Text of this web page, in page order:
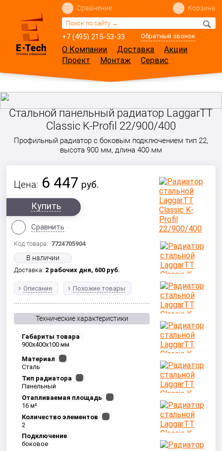
+7 (495) 215-53-33 Обратный звонок
Сравнение Корзина
О Компании Доставка
Акции
Проект
Монтаж Сервис
Стальной панельный радиатор LaggarTT
Classic K-Profil 22/900/400
Профильный радиатор с боковым подключением тип 22,
высота 900 мм, длина 400 мм
Цена: 6 447 руб.
Купить
Сравнить
Код товара: 7724705904
В наличии
Доставка: 2 рабочих дня, 600 руб.
Описание Похожие товары
Технические характеристики
Габариты товара
900x400x100 мм
Материал
Сталь
Тип радиатора
Панельный
Отапливаемая площадь
16 м²
Количество элементов
2
Подключение
боковое